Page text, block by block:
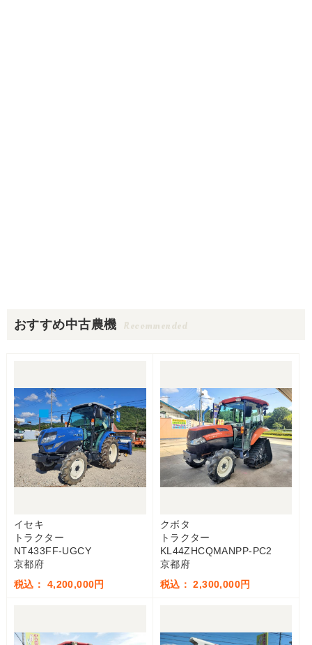
おすすめ中古農機 Recommended
イセキ
トラクター
NT433FF-UGCY
京都府
税込： 4,200,000円
クボタ
トラクター
KL44ZHCQMANPP-PC2
京都府
税込： 2,300,000円